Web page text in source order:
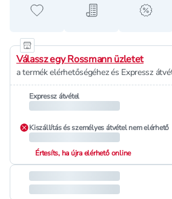
Hozzáadás a kedvencekhez
Hozzáadás aalert
Válassz egy Rossmann üzletet
a termék elérhetőségéhez és Expressz
Expressz átvétel
Kiszállítás és személyes átvétel nem elérhető
Értesíts, ha újra elérhető online